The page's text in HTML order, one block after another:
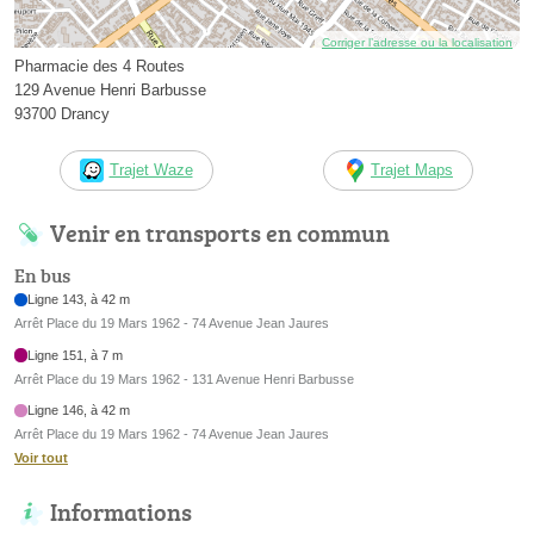
Corriger l’adresse ou la localisation
Pharmacie des 4 Routes
129 Avenue Henri Barbusse
93700 Drancy
Trajet Waze Trajet Maps
Venir en transports en commun
En bus
Ligne 143, à 42 m
Arrêt Place du 19 Mars 1962 - 74 Avenue Jean Jaures
Ligne 151, à 7 m
Arrêt Place du 19 Mars 1962 - 131 Avenue Henri Barbusse
Ligne 146, à 42 m
Arrêt Place du 19 Mars 1962 - 74 Avenue Jean Jaures
Voir tout
Informations